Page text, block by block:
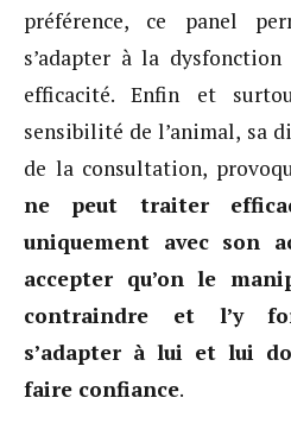
préférence, ce panel
s’adapter à la
efficacité. Enfin et
sensibilité de l’animal, sa
de la consultation,
ne peut traiter
uniquement avec son
accepter qu’on le
contraindre et l’y
s’adapter à lui et lui
faire confiance.